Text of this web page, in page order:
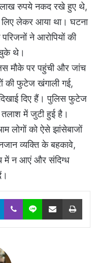
लाख रुपये नकद रखे हुए थे,
लिए लेकर आया था। घटना
ने आरोपियों की
थे।
मौके पर पहुंची और जांच
की फुटेज खंगाली गई,
दिए हैं। पुलिस फुटेज
में जुटी हुई है।
लोगों को ऐसे झांसेबाजों
व्यक्ति के बहकावे,
में न आएं और संदिग्ध
Telegram
Viber Line Share via Email Print